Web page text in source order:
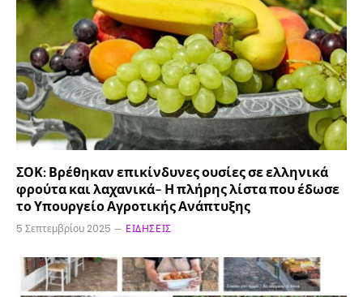
ΣΟΚ: Βρέθηκαν επικίνδυνες ουσίες σε ελληνικά
φρούτα και λαχανικά– Η πλήρης λίστα που έδωσε
το Υπουργείο Αγροτικής Ανάπτυξης
5 Σεπτεμβρίου 2025 ΕΙΔΉΣΕΙΣ